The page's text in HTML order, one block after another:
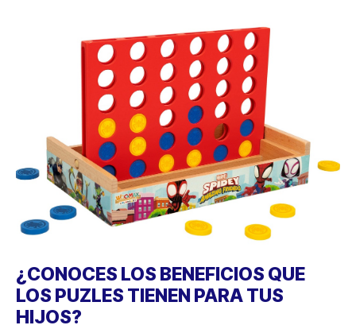
¿CONOCES LOS BENEFICIOS QUE
LOS PUZLES TIENEN PARA TUS
HIJOS?